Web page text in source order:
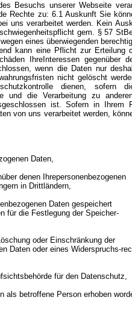
Besuchs unserer Webseite
Rechte zu: 6.1 Auskunft Sie
uns verarbeitet werden. Kein
gem. § 57
eines überwiegenden
kann eine Pflicht zur Erteilung
IhreInteressen gegenüber
wenn die Daten nur
nicht gelöscht
dienen, sofern
und die Verarbeitung zu
ist. Sofern in Ihrem
von uns verarbeitet werden,
Daten,
denen Ihrepersonenbezogenen
in Drittländern,
Daten gespeichert
für die Festlegung der Speicher-
oder Einschränkung der
Daten oder eines Widerspruchs-
für den Datenschutz,
als betroffene Person erhoben